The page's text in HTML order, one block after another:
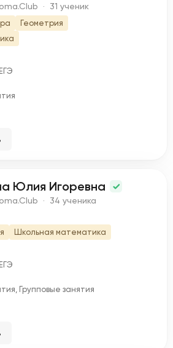
· 31 ученик
Геометрия
Юлия Игоревна
· 34 ученика
Школьная математика
Групповые занятия